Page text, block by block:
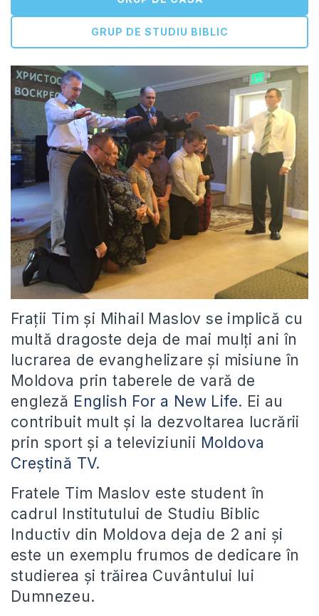
GRUP DE STUDIU BIBLIC
Frații Tim și Mihail Maslov se implică cu
multă dragoste deja de mai mulți ani în
lucrarea de evanghelizare și misiune în
Moldova prin taberele de vară de
engleză English For a New Life. Ei au
contribuit mult și la dezvoltarea lucrării
prin sport și a televiziunii Moldova
Creștină TV.
Fratele Tim Maslov este student în
cadrul Institutului de Studiu Biblic
Inductiv din Moldova deja de 2 ani și
este un exemplu frumos de dedicare în
studierea și trăirea Cuvântului lui
Dumnezeu.